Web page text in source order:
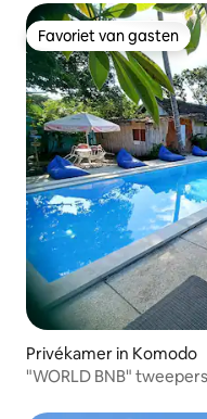
Favoriet van gasten
Favoriet van gasten
Privékamer in Komodo
"WORLD BNB"